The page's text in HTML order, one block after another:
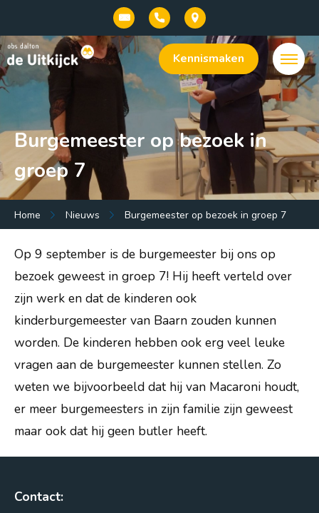
Kennismaken
Menu:
openbaar dalton onderwijs in Baarn
Onze school
Praktische info
Nieuws
Vacatures
Vragen?
Burgemeester op bezoek in
groep 7
Home Nieuws Burgemeester op bezoek in groep 7
Op 9 september is de burgemeester bij ons op
bezoek geweest in groep 7! Hij heeft verteld over
zijn werk en dat de kinderen ook
kinderburgemeester van Baarn zouden kunnen
worden. De kinderen hebben ook erg veel leuke
vragen aan de burgemeester kunnen stellen. Zo
weten we bijvoorbeeld dat hij van Macaroni houdt,
er meer burgemeesters in zijn familie zijn geweest
maar ook dat hij geen butler heeft.
Contact: